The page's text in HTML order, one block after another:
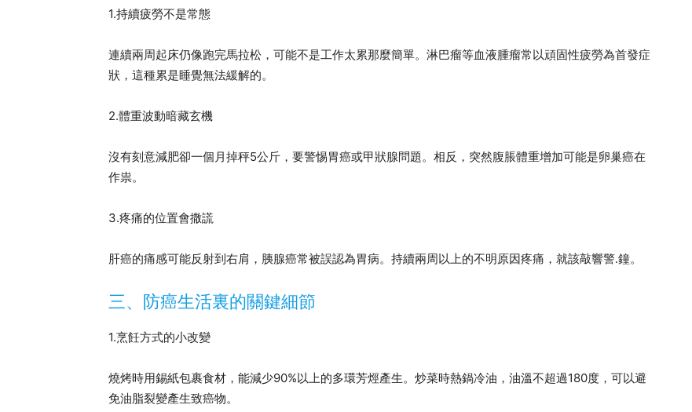
1.持續疲勞不是常態
連續兩周起床仍像跑完馬拉松，可能不是工作太累那麼簡單。淋巴瘤等血液腫瘤常以頑固性疲勞為首發症
狀，這種累是睡覺無法緩解的。
2.體重波動暗藏玄機
沒有刻意減肥卻一個月掉秤5公斤，要警惕胃癌或甲狀腺問題。相反，突然腹脹體重增加可能是卵巢癌在
作祟。
3.疼痛的位置會撒謊
肝癌的痛感可能反射到右肩，胰腺癌常被誤認為胃病。持續兩周以上的不明原因疼痛，就該敲響警.鐘。
三、防癌生活裏的關鍵細節
1.烹飪方式的小改變
燒烤時用錫紙包裹食材，能減少90%以上的多環芳烴產生。炒菜時熱鍋冷油，油溫不超過180度，可以避
免油脂裂變產生致癌物。